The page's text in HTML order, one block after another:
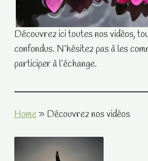
Découvrez ici toutes nos vidéos,
confondus. N’hésitez pas à les
participer à l’échange.
Home» Découvrez nos vidéos